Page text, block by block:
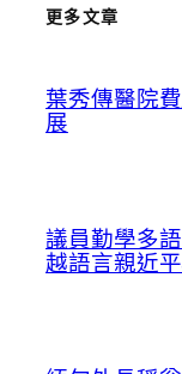
更多文章
葉秀傳醫院
展
議員勤學多
越語言親近